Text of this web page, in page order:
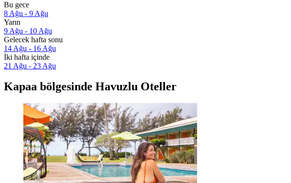
Bu gece
8 Ağu - 9 Ağu
Yarın
9 Ağu - 10 Ağu
Gelecek hafta sonu
14 Ağu - 16 Ağu
İki hafta içinde
21 Ağu - 23 Ağu
Kapaa bölgesinde Havuzlu Oteller